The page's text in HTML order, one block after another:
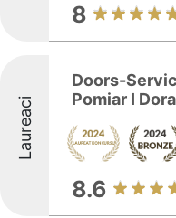
8
Laureaci
Doors-
Pomiar I
8.6